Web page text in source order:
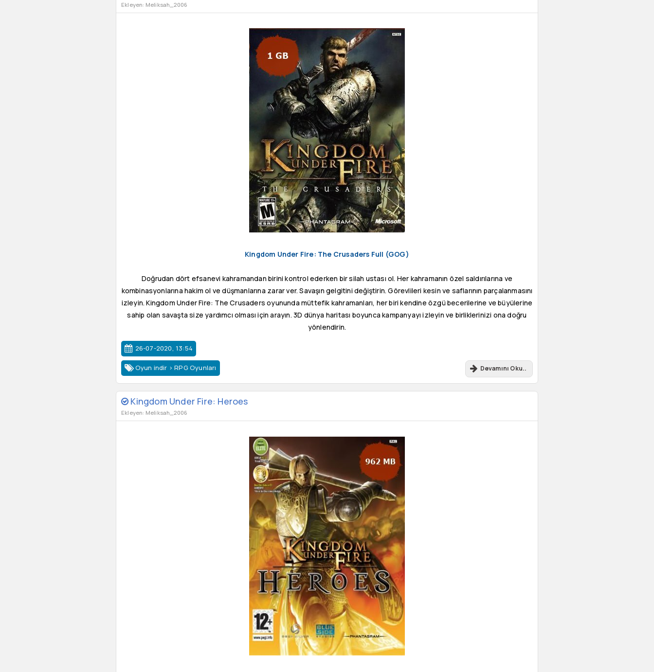
Ekleyen: Meliksah_2006
Kingdom Under Fire: The Crusaders Full (GOG)
Doğrudan dört efsanevi kahramandan birini kontrol ederken bir silah ustası ol. Her kahramanın özel saldırılarına ve
kombinasyonlarına hakim ol ve düşmanlarına zarar ver. Savaşın gelgitini değiştirin. Görevlileri kesin ve saflarının parçalanmasını
izleyin. Kingdom Under Fire: The Crusaders oyununda müttefik kahramanları, her biri kendine özgü becerilerine ve büyülerine
sahip olan savaşta size yardımcı olması için arayın. 3D dünya haritası boyunca kampanyayı izleyin ve birliklerinizi ona doğru
yönlendirin.
26-07-2020, 13:54
Oyun indir >RPG Oyunları Devamını Oku..
Kingdom Under Fire: Heroes
Ekleyen: Meliksah_2006